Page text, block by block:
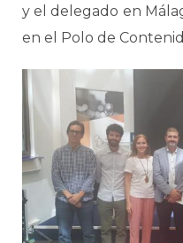
y el delegado en
en el Polo de